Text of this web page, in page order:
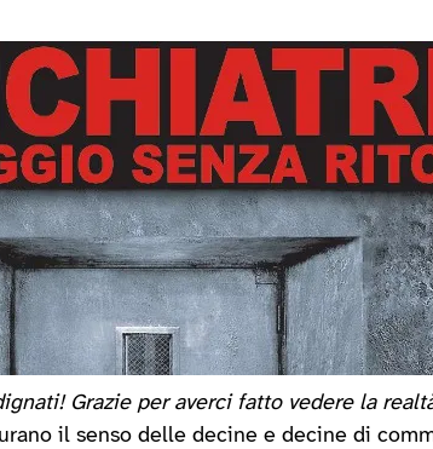
Grazie per averci fatto vedere la
il senso delle decine e decine di